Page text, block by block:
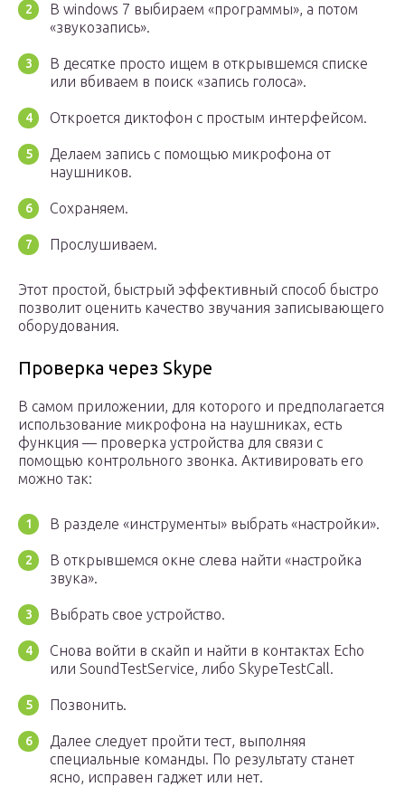
В windows 7 выбираем «программы», а потом
«звукозапись».
В десятке просто ищем в открывшемся списке
или вбиваем в поиск «запись голоса».
Откроется диктофон с простым интерфейсом.
Делаем запись с помощью микрофона от
наушников.
Сохраняем.
Прослушиваем.
Этот простой, быстрый эффективный способ быстро
позволит оценить качество звучания записывающего
оборудования.
Проверка через Skype
В самом приложении, для которого и предполагается
использование микрофона на наушниках, есть
функция — проверка устройства для связи с
помощью контрольного звонка. Активировать его
можно так:
В разделе «инструменты» выбрать «настройки».
В открывшемся окне слева найти «настройка
звука».
Выбрать свое устройство.
Снова войти в скайп и найти в контактах Echo
или SoundTestService, либо SkypeTestCall.
Позвонить.
Далее следует пройти тест, выполняя
специальные команды. По результату станет
ясно, исправен гаджет или нет.